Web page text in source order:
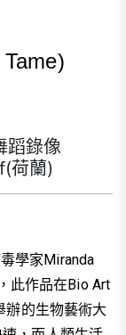
蹈錄像
荷蘭)
學家Miranda
此作品在Bio Art
辦的生物藝術大